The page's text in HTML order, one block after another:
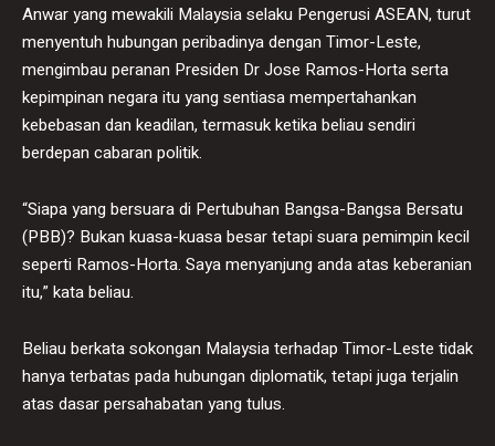
Anwar yang mewakili Malaysia selaku Pengerusi ASEAN, turut
menyentuh hubungan peribadinya dengan Timor-Leste,
mengimbau peranan Presiden Dr Jose Ramos-Horta serta
kepimpinan negara itu yang sentiasa mempertahankan
kebebasan dan keadilan, termasuk ketika beliau sendiri
berdepan cabaran politik.
“Siapa yang bersuara di Pertubuhan Bangsa-Bangsa Bersatu
(PBB)? Bukan kuasa-kuasa besar tetapi suara pemimpin kecil
seperti Ramos-Horta. Saya menyanjung anda atas keberanian
itu,” kata beliau.
Beliau berkata sokongan Malaysia terhadap Timor-Leste tidak
hanya terbatas pada hubungan diplomatik, tetapi juga terjalin
atas dasar persahabatan yang tulus.